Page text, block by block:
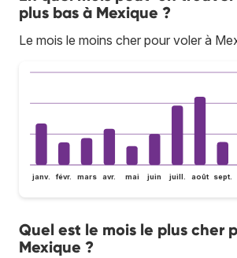
plus bas à Mexique ?
Le mois le moins cher pour voler à
janv. févr. mars avr. mai juin juill. août sept.
Quel est le mois le plus cher
Mexique ?